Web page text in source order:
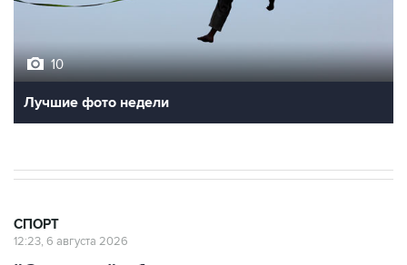
10
Лучшие фото недели
СПОРТ
12:23, 6 августа 2026